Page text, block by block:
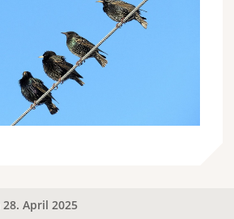
28. April 2025